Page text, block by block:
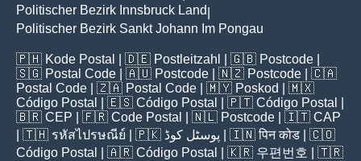
Politischer Bezirk Innsbruck Land
Politischer Bezirk Sankt Johann Im Pongau
🇵🇭 Kode Postal | 🇩🇪 Postleitzahl | 🇬🇧 Postcode
🇸🇬 Postal Code | 🇦🇺 Postcode | 🇳🇿 Postcode | 🇨🇦
Postal Code | 🇿🇦 Postal Code | 🇲🇾 Poskod
| 🇲🇽
Código Postal
| 🇪🇸 Código Postal | 🇵🇹 Código Postal
🇧🇷 CEP | 🇫🇷 Code Postal | 🇳🇱 Postcode | 🇮🇹 CAP
| 🇹🇭 รหัสไปรษณีย์ | 🇵🇰 پوسٹل کوڈ | 🇮🇳पिन कोड | 🇨🇴
Código Postal
| 🇦🇷 Código Postal | 🇰🇷 우편번호
| 🇹🇷